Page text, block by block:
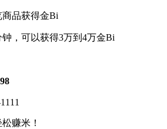
品获得金Bi
，可以获得3万到4万金Bi
赚米！